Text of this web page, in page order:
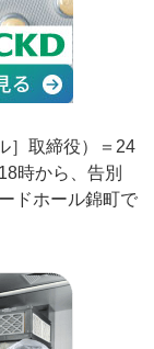
］取締役）＝24
時から、告別
ドホール錦町で